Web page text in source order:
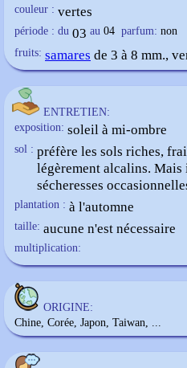
couleur : vertes
période : du 03 au 04 parfum: non
fruits: samares de 3 à 8 mm.,
ENTRETIEN:
exposition: soleil à mi-ombre
sol : préfère les sols riches,
légèrement alcalins. Mais
sécheresses
plantation : à l'automne
taille: aucune n'est nécessaire
multiplication:
ORIGINE:
Chine, Corée, Japon, Taiwan, ...